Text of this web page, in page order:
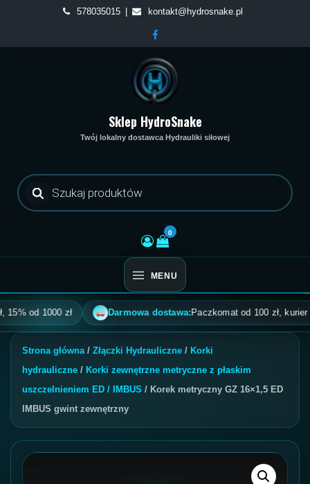
content
578035015 kontakt@hydrosnake.pl
Sklep HydroSnake
Twój lokalny dostawca Hydrauliki siłowej
Wyszukiwarka
produktów
0
MENU
od 1000 zł Darmowa dostawa:Paczkomat od 100 zł, kurier od
Strona główna/ Złączki Hydrauliczne / Korki
hydrauliczne / Korki zewnętrzne metryczne z płaskim
uszczelnieniem ED / IMBUS / Korek metryczny GZ 16×1,5 ED
IMBUS gwint zewnętrzny